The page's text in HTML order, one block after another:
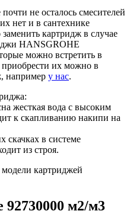
не осталось смесителей
нет и в сантехнике
картридж в случае
HANSGROHE
можно встретить в
их можно в
например у нас.
жесткая вода с высоким
к скапливанию накипи на
скачках в системе
из строя.
картриджей
92730000 м2/м3